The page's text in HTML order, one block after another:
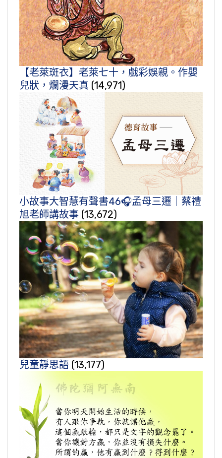
【老萊斑衣】老萊七十，戲彩娛親。作嬰
兒狀，爛漫天真 (14,971)
小故事大智慧有聲書46🎧孟母三遷｜蔡禮
旭老師講故事 (13,672)
兒童靜思語 (13,177)